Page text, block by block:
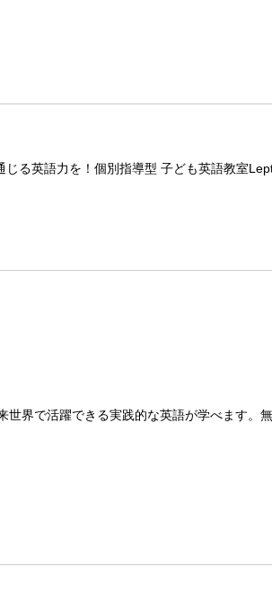
る英語力を！個別指導型 子ども英語教室
界で活躍できる実践的な英語が学べます。